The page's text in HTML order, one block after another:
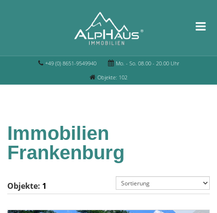
+49 (0) 8651-9549940
Mo. - So. 08.00 - 20.00 Uhr
Objekte: 102
Immobilien
Frankenburg
Objekte: 1